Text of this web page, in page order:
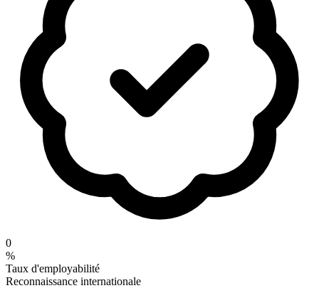
0
%
Taux d'employabilité
Reconnaissance internationale